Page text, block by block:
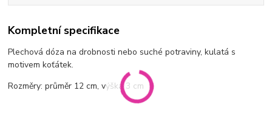
Kompletní specifikace
Plechová dóza na drobnosti nebo suché potraviny, kulatá s
motivem koťátek.
Rozměry: průměr 12 cm, výška 3 cm